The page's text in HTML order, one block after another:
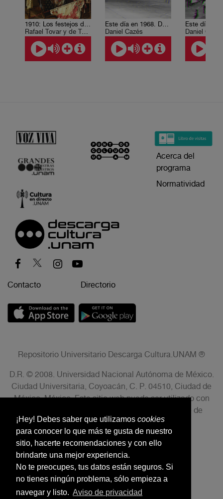
¡Hey! Debes saber que utilizamos cookies
para conocer lo que más te gusta de nuestro
sitio, hacerte recomendaciones y con ello
brindarte una mejor experiencia.
No te preocupes, tus datos están seguros. Si
no tienes ningún problema, sólo empieza a
navegar y listo. Aviso de privacidad
1910: Los festejos del Centenario
Rafael Tovar y de Teresa
Este día en 1968. Del 22 al 28 de octubre
Daniel Cazés
Daniel Cazés
Acerca del
programa
Normatividad
Contacto Directorio
Repositorio Universitario Descarga Cultura.UNAM ®
D.R. © 2008. Universidad Nacional Autónoma de México.
Ciudad Universitaria, Coyoacán, C. P. 04510, Ciudad de
México, México. Este sitio web puede ser utilizado con
fines no lucrativos siempre que se cite la fuente de
conformidad con el AVISO LEGAL.